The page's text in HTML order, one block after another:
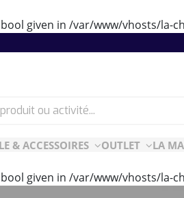
given in /var/www/vhosts/la-
ESSENTIELLES
& ACCESSOIRES OUTLET LA
given in /var/www/vhosts/la-